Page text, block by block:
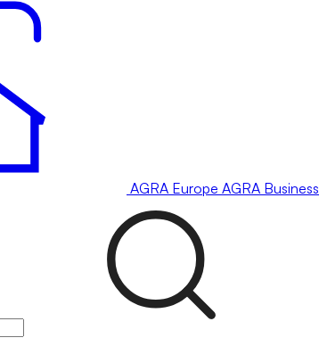
AGRA Europe AGRA Business